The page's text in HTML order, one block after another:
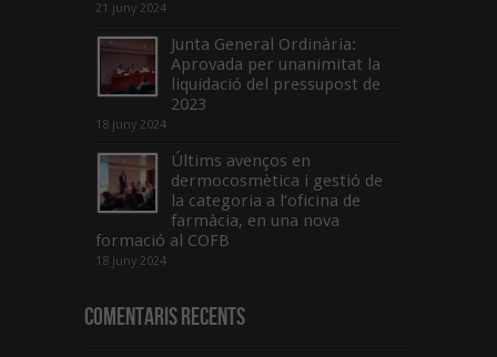
21 juny 2024
Junta General Ordinària:
Aprovada per unanimitat la
liquidació del pressupost de
2023
18 juny 2024
Últims avenços en
dermocosmètica i gestió de
la categoria a l’oficina de
farmàcia, en una nova
formació al COFB
18 juny 2024
Comentaris Recents